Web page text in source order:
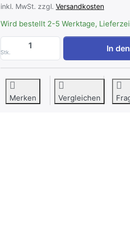
inkl. MwSt. zzgl. Versandkosten
Wird bestellt 2-5 Werktage,
Stk.
ASKO
In
Merken Vergleichen